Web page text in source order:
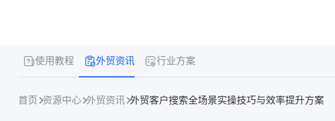
使用教程 外贸资讯 行业方案
首页 资源中心 外贸资讯 外贸客户搜索全场景实操技巧与效率提升方案